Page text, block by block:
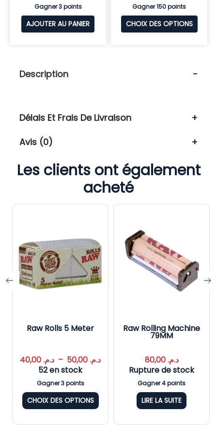
Gagner 3 points
AJOUTER AU PANIER
Gagner 150 points
CHOIX DES OPTIONS
Description
Délais Et Frais De Livraison
Avis (0)
Les clients ont également
acheté
Raw Rolls 5 Meter
د.م. – د.م.
52 en stock
Gagner 3 points
CHOIX DES OPTIONS
Raw Rolling Machine
79MM
د.م.80,00
Rupture de stock
Gagner 4 points
LIRE LA SUITE